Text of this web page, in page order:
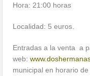
Hora: 21:00 horas
Localidad: 5 euros.
Entradas a la venta a
web:
municipal en horario